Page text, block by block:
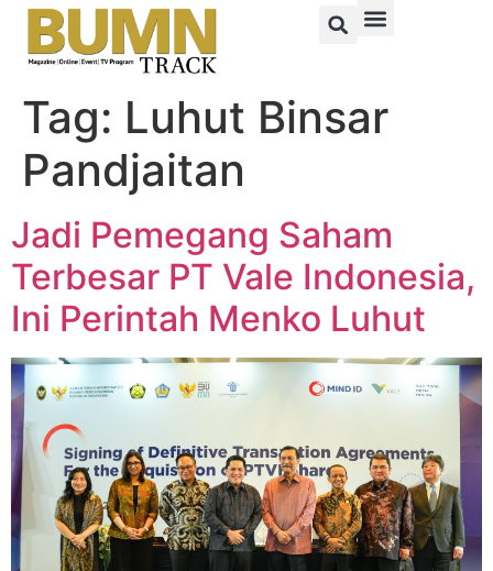
Tag: Luhut Binsar
Pandjaitan
Jadi Pemegang Saham
Terbesar PT Vale Indonesia,
Ini Perintah Menko Luhut